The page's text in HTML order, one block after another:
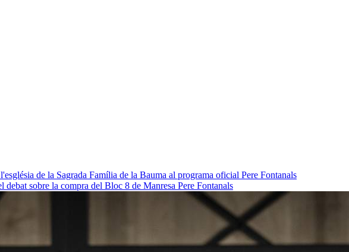
de la Sagrada Família de la Bauma al programa oficial Pere Fontanals
debat sobre la compra del Bloc 8 de Manresa Pere Fontanals